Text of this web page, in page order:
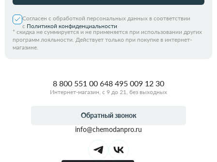
Согласен с обработкой персональных данных в соответствии
с Политикой конфиденциальности
* скидка не суммируется и не применяется при использовании других
программ лояльности. Действует только при покупке в интернет-
магазине.
8 800 551 00 648 495 009 12 30
Интернет-магазин, с 9 до 21, без выходных
Обратный звонок
info@chemodanpro.ru